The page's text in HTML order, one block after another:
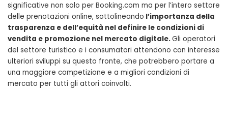
significative non solo per Booking.com ma per l’intero settore
delle prenotazioni online, sottolineando l’importanza della
trasparenza e dell’equità nel definire le condizioni di
vendita e promozione nel mercato digitale.Gli operatori
del settore turistico e i consumatori attendono con interesse
ulteriori sviluppi su questo fronte, che potrebbero portare a
una maggiore competizione e a migliori condizioni di
mercato per tutti gli attori coinvolti.